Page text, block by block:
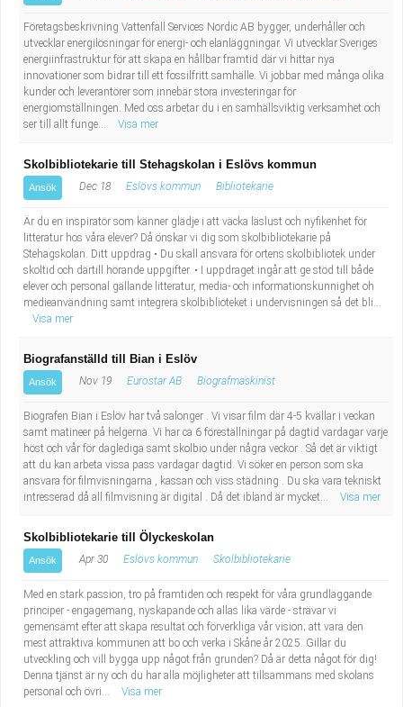
Företagsbeskrivning Vattenfall Services Nordic AB bygger, underhåller och
utvecklar energilösningar för energi- och elanläggningar. Vi utvecklar Sveriges
energiinfrastruktur för att skapa en hållbar framtid där vi hittar nya
innovationer som bidrar till ett fossilfritt samhälle. Vi jobbar med många olika
kunder och leverantörer som innebär stora investeringar för
energiomställningen. Med oss arbetar du i en samhällsviktig verksamhet och
ser till allt funge...
Visa mer
Skolbibliotekarie till Stehagskolan i Eslövs kommun
Ansök Dec 18 Eslövs kommun Bibliotekarie
Är du en inspiratör som känner glädje i att väcka läslust och nyfikenhet för
litteratur hos våra elever? Då önskar vi dig som skolbibliotekarie på
Stehagskolan. Ditt uppdrag • Du skall ansvara för ortens skolbibliotek under
skoltid och därtill hörande uppgifter. • I uppdraget ingår att ge stöd till både
elever och personal gällande litteratur, media- och informationskunnighet oh
medieanvändning samt integrera skolbiblioteket i undervisningen så det bli...
Visa mer
Biografanställd till Bian i Eslöv
Ansök Nov 19 Eurostar AB Biografmaskinist
Biografen Bian i Eslöv har två salonger . Vi visar film där 4-5 kvällar i veckan
samt matineer på helgerna. Vi har ca 6 föreställningar på dagtid vardagar varje
höst och vår för daglediga samt skolbio under några veckor . Så det är viktigt
att du kan arbeta vissa pass vardagar dagtid. Vi söker en person som ska
ansvara för filmvisningarna , kassan och viss städning . Du ska vara tekniskt
intresserad då all filmvisning är digital . Då det ibland är mycket...
Visa mer
Skolbibliotekarie till Ölyckeskolan
Ansök Apr 30 Eslövs kommun Skolbibliotekarie
Med en stark passion, tro på framtiden och respekt för våra grundläggande
principer - engagemang, nyskapande och allas lika värde - strävar vi
gemensamt efter att skapa resultat och förverkliga vår vision; att vara den
mest attraktiva kommunen att bo och verka i Skåne år 2025. Gillar du
utveckling och vill bygga upp något från grunden? Då är detta något för dig!
Denna tjänst är ny och du har alla möjligheter att tillsammans med skolans
personal och övri...
Visa mer